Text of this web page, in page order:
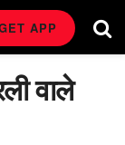
APP
वाले